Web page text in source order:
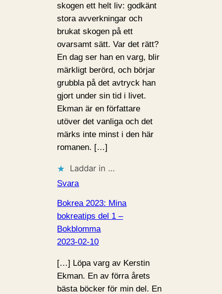
skogen ett helt liv: godkänt
stora avverkningar och
brukat skogen på ett
ovarsamt sätt. Var det rätt?
En dag ser han en varg, blir
märkligt berörd, och börjar
grubbla på det avtryck han
gjort under sin tid i livet.
Ekman är en författare
utöver det vanliga och det
märks inte minst i den här
romanen. […]
Laddar in …
Svara
Bokrea 2023: Mina
bokreatips del 1 –
Bokblomma
2023-02-10
[…] Löpa varg av Kerstin
Ekman. En av förra årets
bästa böcker för min del. En